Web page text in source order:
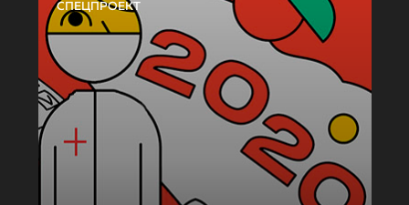
СПЕЦПРОЕКТ